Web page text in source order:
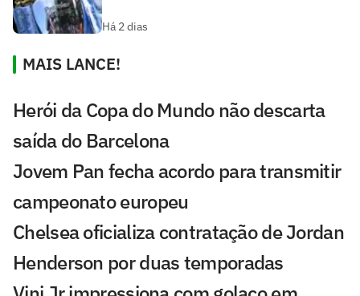
Há 2 dias
MAIS LANCE!
Herói da Copa do Mundo não descarta
saída do Barcelona
Jovem Pan fecha acordo para transmitir
campeonato europeu
Chelsea oficializa contratação de Jordan
Henderson por duas temporadas